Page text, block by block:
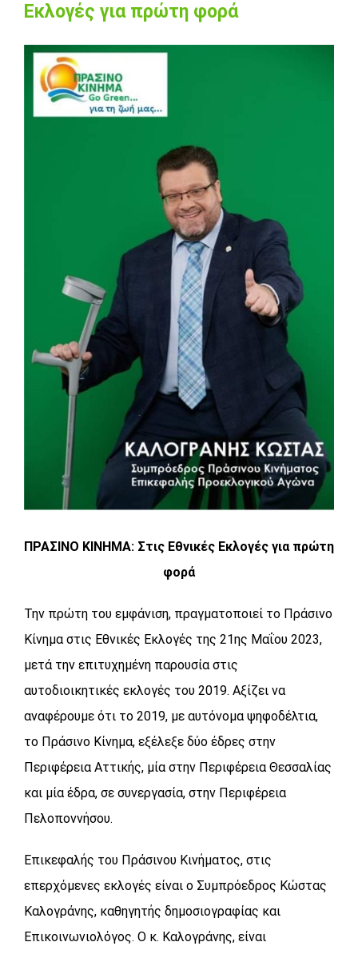
Εκλογές για πρώτη φορά
View
Larger
Image
ΠΡΑΣΙΝΟ ΚΙΝΗΜΑ: Στις Εθνικές Εκλογές για πρώτη
φορά
Την πρώτη του εμφάνιση, πραγματοποιεί το Πράσινο
Κίνημα στις Εθνικές Εκλογές της 21ης Μαΐου 2023,
μετά την επιτυχημένη παρουσία στις
αυτοδιοικητικές εκλογές του 2019. Αξίζει να
αναφέρουμε ότι το 2019, με αυτόνομα ψηφοδέλτια,
το Πράσινο Κίνημα, εξέλεξε δύο έδρες στην
Περιφέρεια Αττικής, μία στην Περιφέρεια Θεσσαλίας
και μία έδρα, σε συνεργασία, στην Περιφέρεια
Πελοποννήσου.
Επικεφαλής του Πράσινου Κινήματος, στις
επερχόμενες εκλογές είναι ο Συμπρόεδρος Κώστας
Καλογράνης, καθηγητής δημοσιογραφίας και
Επικοινωνιολόγος. Ο κ. Καλογράνης, είναι